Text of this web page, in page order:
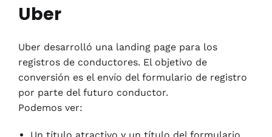
Uber
Uber desarrolló una landing page para los
registros de conductores. El objetivo de
conversión es el envío del formulario de registro
por parte del futuro conductor.
Podemos ver: